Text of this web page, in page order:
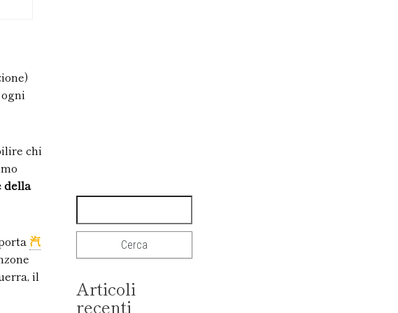
chi
della
汽
il
Articoli
recenti